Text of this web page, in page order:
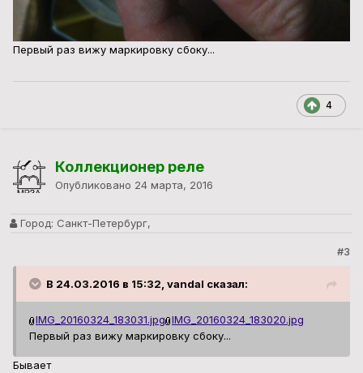
Первый раз вижу маркировку сбоку...
4
Коллекционер реле
Опубликовано 24 марта, 2016
Город: Санкт-Петербург,
#3
В 24.03.2016 в 15:32, vandal сказал:
IMG_20160324_183031.jpg IMG_20160324_183020.jpg
Первый раз вижу маркировку сбоку...
Бывает